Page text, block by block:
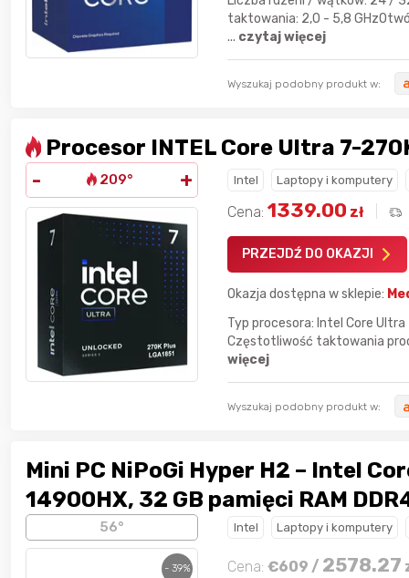
taktowania: 2,0 - 5,8
... czytaj więcej
Wyszukaj podobny produkt w:
Procesor INTEL Core Ultra 7-
- 209° + Intel Laptopy i komputery
Cena: 1339.00 zł
PRZEJDŹ DO OKAZJI
Okazja dostępna w sklepie:
Typ procesora: Intel Core
Częstotliwość taktowania
więcej
Wyszukaj podobny produkt w:
Mini PC NiPoGi Hyper H2 – Intel
14900HX, 32 GB pamięci RAM
NVMe 1 TB, Wi-Fi 6E, Windows 11
56° Intel Laptopy i komputery
- 39% Cena: €609 / 2578.27